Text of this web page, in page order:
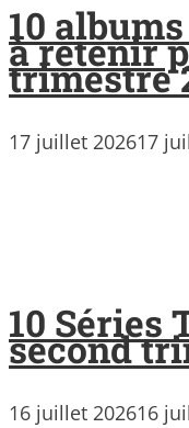
10
à retenir
trimestre
17 juillet 202617
10 Séries
second
16 juillet 202616